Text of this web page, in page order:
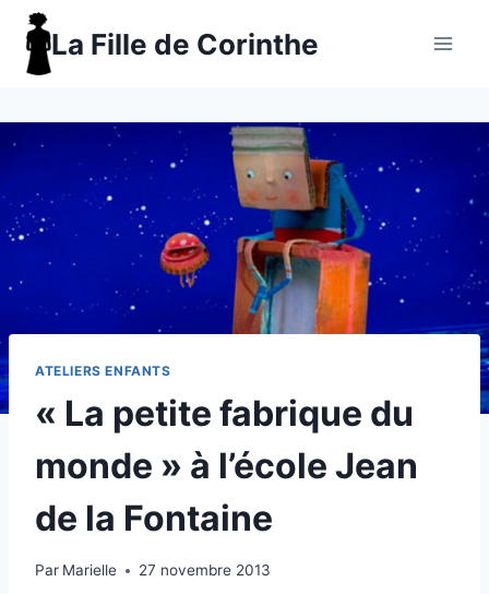
Aller
contenu
La Fille de Corinthe
ATELIERS ENFANTS
« La petite fabrique du
monde » à l’école Jean
de la Fontaine
Par Marielle 27 novembre 2013